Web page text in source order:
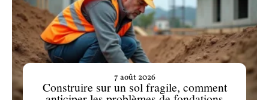
Construire sur un sol fragile, comment
7 août 2026